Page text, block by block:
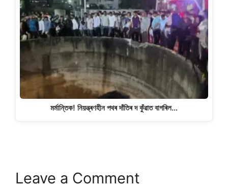
মৰ্মান্তিক! নিয়ন্ত্ৰণহীন পথৰ দাঁতিৰ দ কুঁৱাত বাগৰিল…
Leave a Comment